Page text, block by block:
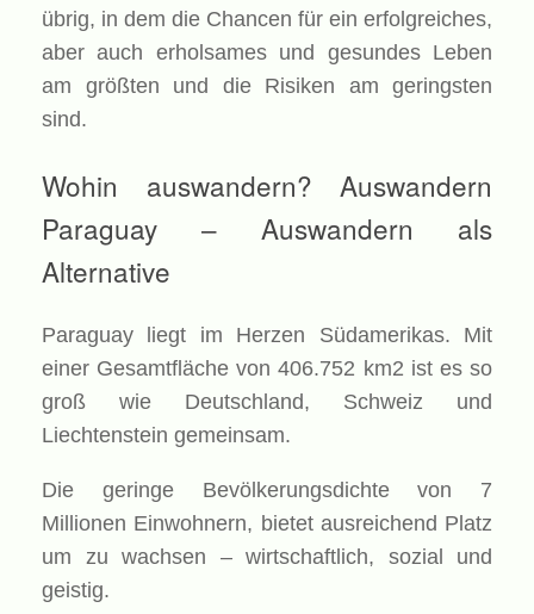
übrig, in dem die Chancen für ein erfolgreiches,
aber auch erholsames und gesundes Leben
am größten und die Risiken am geringsten
sind.
Wohin auswandern? Auswandern
Paraguay – Auswandern als
Alternative
Paraguay liegt im Herzen Südamerikas. Mit
einer Gesamtfläche von 406.752 km2 ist es so
groß wie Deutschland, Schweiz und
Liechtenstein gemeinsam.
Die geringe Bevölkerungsdichte von 7
Millionen Einwohnern, bietet ausreichend Platz
um zu wachsen – wirtschaftlich, sozial und
geistig.